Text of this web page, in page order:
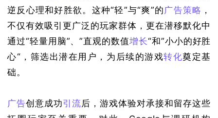
逆反心理和好胜欲。这种“轻”与“爽”的广告策略 ，
不仅有效吸引更广泛的玩家群体，更在潜移默化中
通过“轻量用脑”、”直观的数值增长“和”小小的好胜
心“，筛选出潜在用户，为后续的游戏转化奠定基
础。
广告创意成功引流后，游戏体验对承接和留存这些